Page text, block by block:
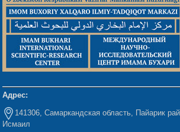
Адрес:
141306, Самаркандская область, Пайарик
Исмаил